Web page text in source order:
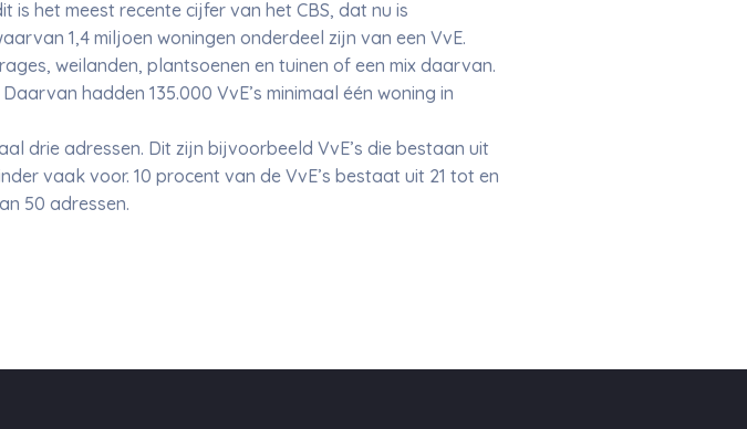
is het meest recente cijfer van het CBS, dat nu is
1,4 miljoen woningen onderdeel zijn van een VvE.
weilanden, plantsoenen en tuinen of een mix daarvan.
hadden 135.000 VvE’s minimaal één woning in
drie adressen. Dit zijn bijvoorbeeld VvE’s die bestaan uit
vaak voor. 10 procent van de VvE’s bestaat uit 21 tot en
50 adressen.